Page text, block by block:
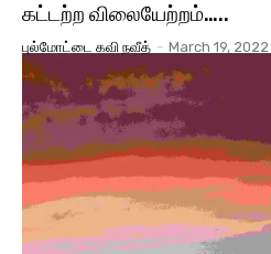
கட்டற்ற விலையேற்றம்…..
புல்மோட்டை கவி நவீத் - March 19, 2022